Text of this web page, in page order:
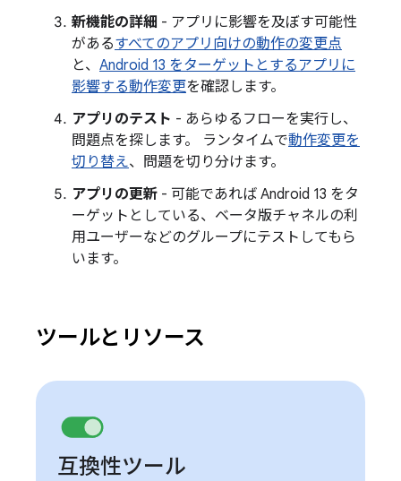
新機能の詳細 - アプリに影響を及ぼす可能性
があるすべてのアプリ向けの動作の変更点
と、 Android 13 をターゲットとするアプリに
影響する動作変更を確認します。
アプリのテスト - あらゆるフローを実行し、
問題点を探します。 ランタイムで動作変更を
切り替え、問題を切り分けます。
アプリの更新 - 可能であれば Android 13 をタ
ーゲットとしている、ベータ版チャネルの利
用ユーザーなどのグループにテストしてもら
います。
ツールとリソース
互換性ツール